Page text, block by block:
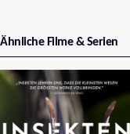
Ähnliche Filme & Serien